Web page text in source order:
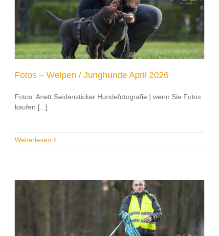
Fotos – Welpen / Junghunde April 2026
Fotos: Anett Seidensticker Hundefotografie | wenn Sie Fotos
kaufen [...]
Weiterlesen